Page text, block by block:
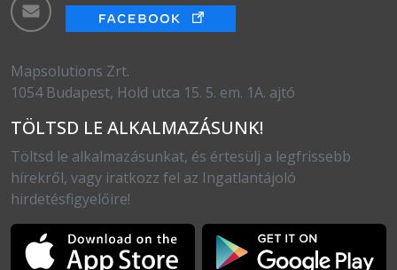
Mapsolutions Zrt.
1054 Budapest, Hold utca 15. 5. em. 1A. ajtó
TÖLTSD LE ALKALMAZÁSUNK!
Töltsd le alkalmazásunkat, és értesülj a legfrissebb
hírekről, vagy iratkozz fel az Ingatlantájoló
hirdetésfigyelőire!